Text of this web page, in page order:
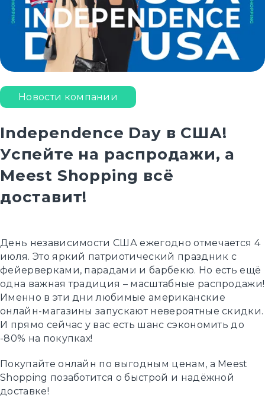
Новости компании
Independence Day в США!
Успейте на распродажи, а
Meest Shopping всё
доставит!
День независимости США ежегодно отмечается 4
июля. Это яркий патриотический праздник с
фейерверками, парадами и барбекю. Но есть ещё
одна важная традиция – масштабные распродажи!
Именно в эти дни любимые американские
онлайн-магазины запускают невероятные скидки.
И прямо сейчас у вас есть шанс сэкономить до
-80% на покупках!
Покупайте онлайн по выгодным ценам, а Meest
Shopping позаботится о быстрой и надёжной
доставке!